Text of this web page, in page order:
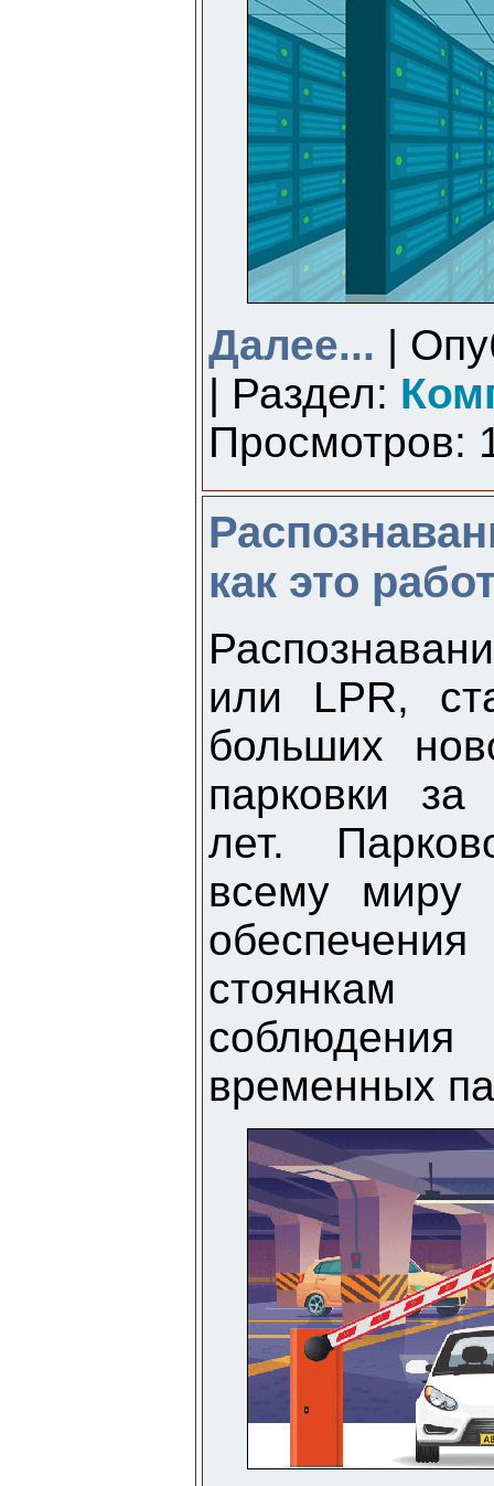
Далее... |
| Раздел:
Просмотров:
как это
или LPR,
больших
парковки за
лет.
всему миру
временных